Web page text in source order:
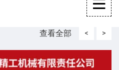
查看全部 < >